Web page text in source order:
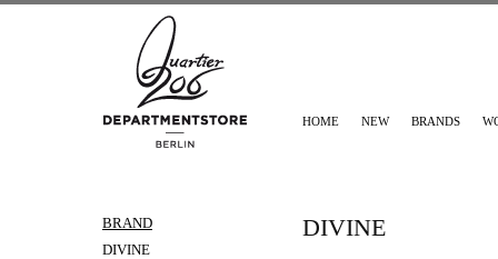
HOME NEW BRANDS
BRAND
DIVINE
DIVINE